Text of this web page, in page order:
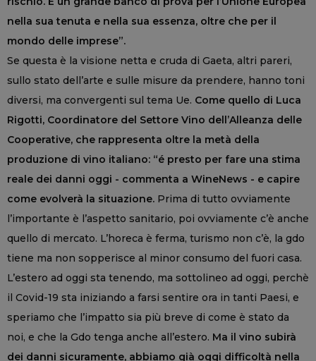
nella sua tenuta e nella sua essenza, oltre che per il
mondo delle imprese”.
Se questa è la visione netta e cruda di Gaeta, altri pareri,
sullo stato dell’arte e sulle misure da prendere, hanno toni
diversi, ma convergenti sul tema Ue. Come quello di Luca
Rigotti, Coordinatore del Settore Vino dell’Alleanza delle
Cooperative, che rappresenta oltre la metà della
produzione di vino italiano: “é presto per fare una stima
reale dei danni oggi - commenta a WineNews - e capire
come evolverà la situazione. Prima di tutto ovviamente
l’importante è l’aspetto sanitario, poi ovviamente c’è anche
quello di mercato. L’horeca è ferma, turismo non c’è, la gdo
tiene ma non sopperisce al minor consumo del fuori casa.
L’estero ad oggi sta tenendo, ma sottolineo ad oggi, perchè
il Covid-19 sta iniziando a farsi sentire ora in tanti Paesi, e
speriamo che l’impatto sia più breve di come è stato da
noi, e che la Gdo tenga anche all’estero. Ma il vino subirà
dei danni sicuramente, abbiamo già oggi difficoltà nella